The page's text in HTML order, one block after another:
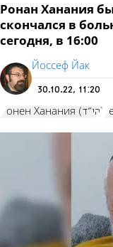
Ронан Ханания
скончался в
сегодня, в 16:00
Йоссеф Йак
30.10.22, 11:20
Ронен Ханания (הי"ד)